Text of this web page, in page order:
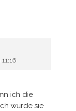
ich die
würde sie